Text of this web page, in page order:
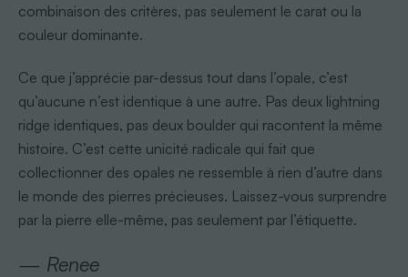
combinaison des critères, pas seulement le carat ou la
couleur dominante.
Ce que j’apprécie par-dessus tout dans l’opale, c’est
qu’aucune n’est identique à une autre. Pas deux lightning
ridge identiques, pas deux boulder qui racontent la même
histoire. C’est cette unicité radicale qui fait que
collectionner des opales ne ressemble à rien d’autre dans
le monde des pierres précieuses. Laissez-vous surprendre
par la pierre elle-même, pas seulement par l’étiquette.
— Renee